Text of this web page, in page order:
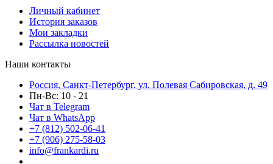
Личный кабинет
История заказов
Мои закладки
Рассылка новостей
Наши контакты
Россия, Санкт-Петербург, ул. Полевая Сабировская, д. 49
Пн-Вс: 10 - 21
Чат в Telegram
Чат в WhatsApp
+7 (812) 502-06-41
+7 (906) 275-58-03
info@frankardi.ru